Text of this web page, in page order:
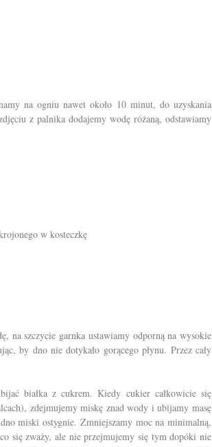
na ogniu nawet około 10 minut, do uzyskania
z palnika dodajemy wodę różaną, odstawiamy
w kosteczkę
na szczycie garnka ustawiamy odporną na wysokie
by dno nie dotykało gorącego płynu. Przez cały
białka z cukrem. Kiedy cukier całkowicie się
zdejmujemy miskę znad wody i ubijamy masę
miski ostygnie. Zmniejszamy moc na minimalną,
się zważy, ale nie przejmujemy się tym dopóki nie